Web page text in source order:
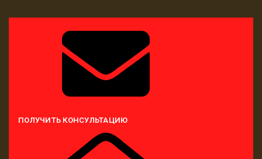
ПОЛУЧИТЬ КОНСУЛЬТАЦИЮ